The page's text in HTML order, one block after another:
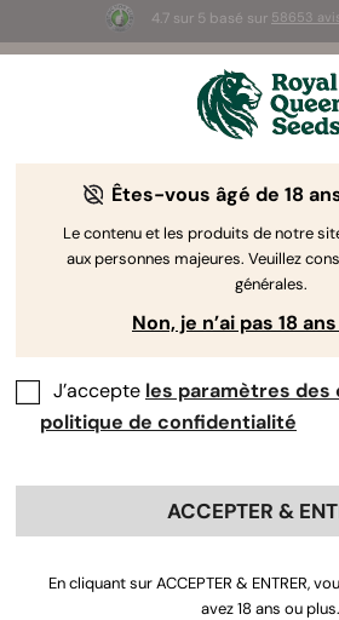
4.7 sur 5 basé sur 58653
☀️ Summer Sales : jusqu'à
certains produits ! ⏤
Êtes-vous âgé de 18
Le contenu et les produits de notre
aux personnes majeures. Veuillez
générales.
Non, je n’ai pas 18
J’accepte les paramètres des
politique de confidentialité
ACCEPTER &
En cliquant sur ACCEPTER & ENTRER,
avez 18 ans ou plus.